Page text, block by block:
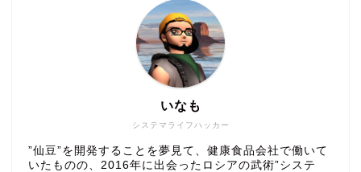
システマライフハッカー
いなも
”仙豆”を開発することを夢見て、健康食品会社で働いて
いたものの、2016年に出会ったロシアの武術”システ